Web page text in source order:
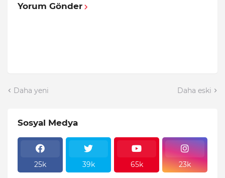
Yorum Gönder
Daha yeni Daha eski
Sosyal Medya
25k 39k 65k 23k